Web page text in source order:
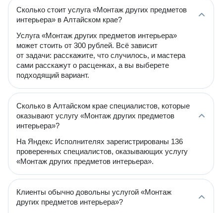
Сколько стоит услуга «Монтаж других предметов
интерьера» в Алтайском крае?
Услуга «Монтаж других предметов интерьера»
может стоить от 300 рублей. Всё зависит
от задачи: расскажите, что случилось, и мастера
сами расскажут о расценках, а вы выберете
подходящий вариант.
Сколько в Алтайском крае специалистов, которые
оказывают услугу «Монтаж других предметов
интерьера»?
На Яндекс Исполнителях зарегистрированы 136
проверенных специалистов, оказывающих услугу
«Монтаж других предметов интерьера».
Клиенты обычно довольны услугой «Монтаж
других предметов интерьера»?